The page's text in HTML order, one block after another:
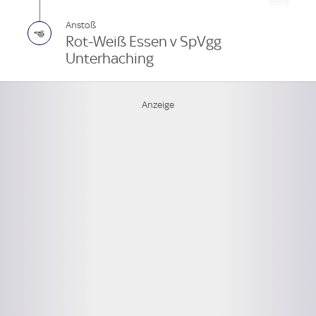
Anstoß
Rot-Weiß Essen v SpVgg
Unterhaching